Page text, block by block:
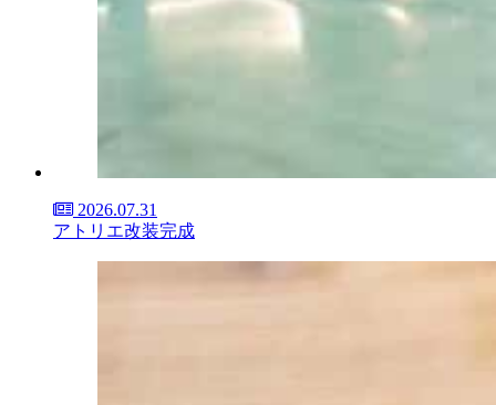
2026.07.31
アトリエ改装完成